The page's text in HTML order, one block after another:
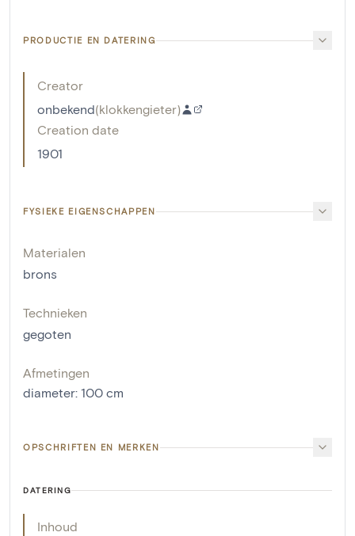
PRODUCTIE EN DATERING
Creator
onbekend(klokkengieter)
Creation date
1901
FYSIEKE EIGENSCHAPPEN
Materialen
brons
Technieken
gegoten
Afmetingen
diameter: 100 cm
OPSCHRIFTEN EN MERKEN
DATERING
Inhoud